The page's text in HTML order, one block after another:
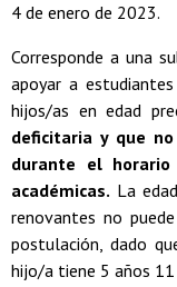
4 de enero de 2023.
Corresponde a una
apoyar a
hijos/as en edad
deficitaria y que
durante el
académicas. La
renovantes no
postulación, dado
hijo/a tiene 5 años 11